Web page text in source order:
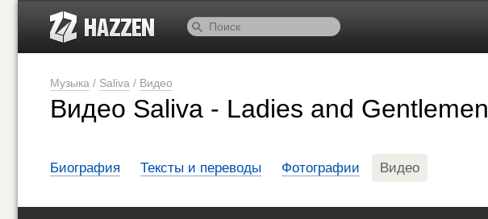
Музыка / Saliva / Видео
Видео Saliva - Ladies and Gentlemen
Биография Тексты и переводы Фотографии Видео